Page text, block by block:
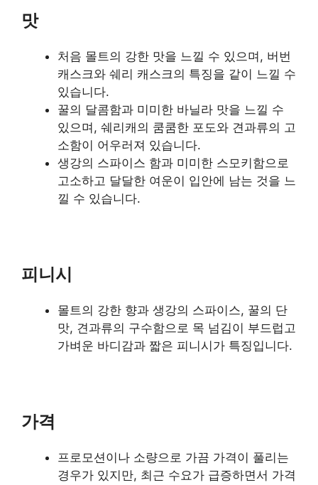
맛
처음 몰트의 강한 맛을 느낄 수 있으며, 버번
캐스크와 쉐리 캐스크의 특징을 같이 느낄 수
있습니다.
꿀의 달콤함과 미미한 바닐라 맛을 느낄 수
있으며, 쉐리캐의 쿰쿰한 포도와 견과류의 고
소함이 어우러져 있습니다.
생강의 스파이스 함과 미미한 스모키함으로
고소하고 달달한 여운이 입안에 남는 것을 느
낄 수 있습니다.
피니시
몰트의 강한 향과 생강의 스파이스, 꿀의 단
맛, 견과류의 구수함으로 목 넘김이 부드럽고
가벼운 바디감과 짧은 피니시가 특징입니다.
가격
프로모션이나 소량으로 가끔 가격이 풀리는
경우가 있지만, 최근 수요가 급증하면서 가격